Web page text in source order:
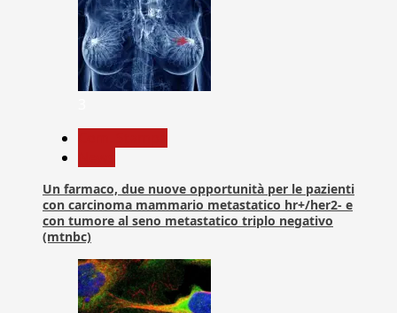
Un farmaco, due nuove opportunità per le pazienti
con carcinoma mammario metastatico hr+/her2- e
con tumore al seno metastatico triplo negativo
(mtnbc)